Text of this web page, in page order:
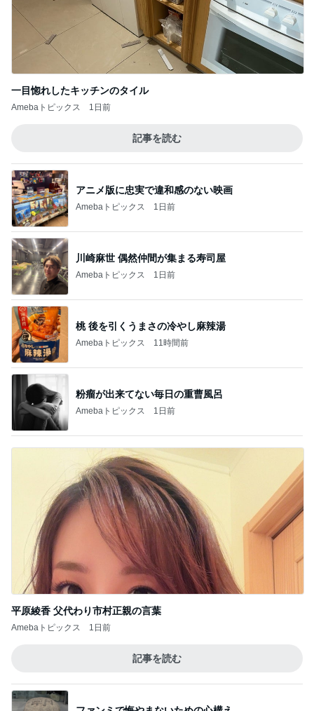
一目惚れしたキッチンのタイル
Amebaトピックス 1日前
記事を読む
アニメ版に忠実で違和感のない映画
Amebaトピックス 1日前
川崎麻世 偶然仲間が集まる寿司屋
Amebaトピックス 1日前
桃 後を引くうまさの冷やし麻辣湯
Amebaトピックス 11時間前
粉瘤が出来てない毎日の重曹風呂
Amebaトピックス 1日前
平原綾香 父代わり市村正親の言葉
Amebaトピックス 1日前
記事を読む